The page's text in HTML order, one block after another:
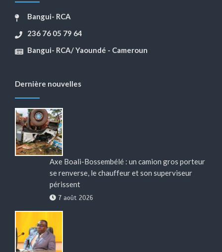
Bangui- RCA
236 76 05 79 64
Bangui- RCA/ Yaoundé - Cameroun
Dernière nouvelles
Axe Boali-Bossembélé : un camion gros porteur
se renverse, le chauffeur et son superviseur
périssent
7 août 2026